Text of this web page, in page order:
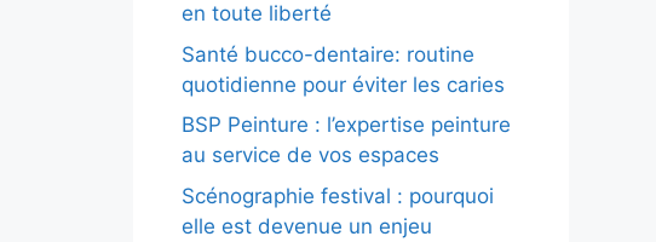
en toute liberté
Santé bucco-dentaire: routine
quotidienne pour éviter les caries
BSP Peinture : l’expertise peinture
au service de vos espaces
Scénographie festival : pourquoi
elle est devenue un enjeu